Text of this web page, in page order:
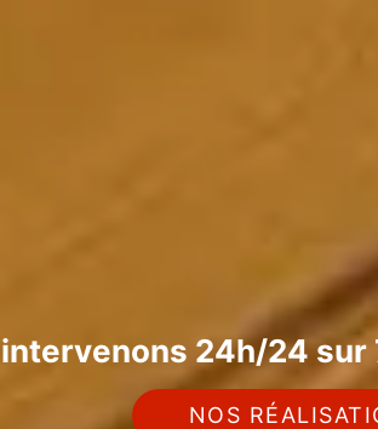
24h/24 sur
NOS